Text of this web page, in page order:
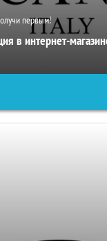
первым!
в интернет-